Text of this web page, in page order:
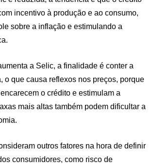
incentivo à produção e ao consumo,
sobre a inflação e estimulando a
a Selic, a finalidade é conter a
o que causa reflexos nos preços, porque
o crédito e estimulam a
mais altas também podem dificultar a
outros fatores na hora de definir
consumidores, como risco de